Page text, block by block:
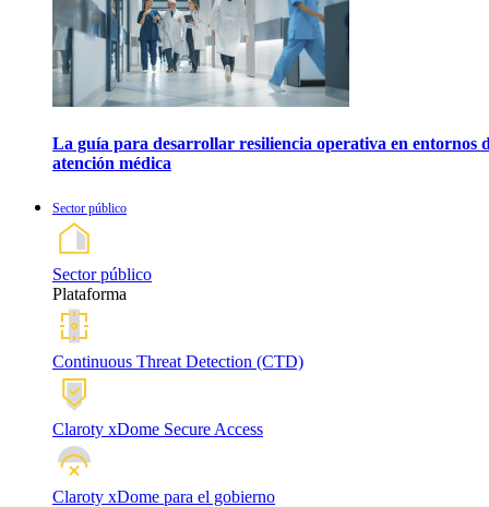
La guía para desarrollar resiliencia operativa en entornos
atención médica
Sector público
Sector público
Plataforma
Continuous Threat Detection (CTD)
Claroty xDome Secure Access
Claroty xDome para el gobierno